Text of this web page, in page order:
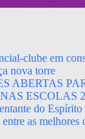
clube em
nova torre
ABERTAS
ESCOLAS
do
as melhores